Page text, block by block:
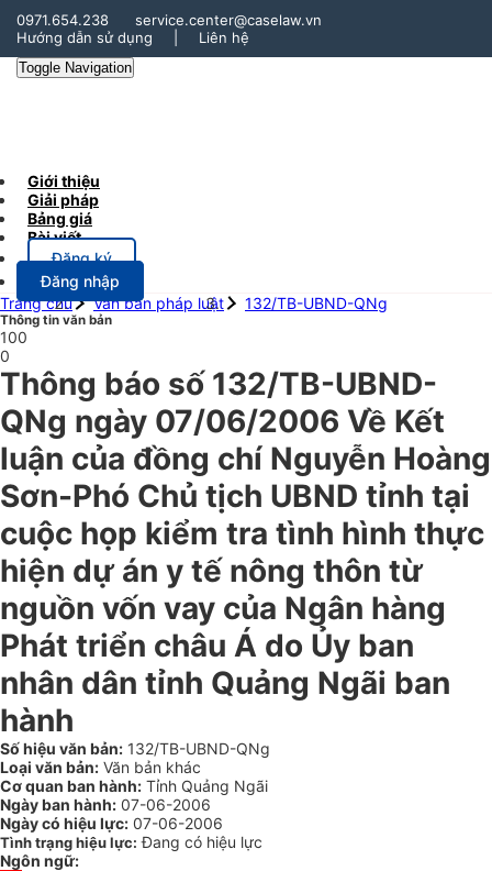
0971.654.238
service.center@caselaw.vn
Hướng dẫn sử dụng
Liên hệ
Toggle Navigation
Giới thiệu
Giải pháp
Bảng giá
Bài viết
Đăng ký
Đăng nhập
Trang chủ
Văn bản pháp luật 132/TB-UBND-QNg
Thông tin văn bản
100
0
Thông báo số 132/TB-UBND-
QNg ngày 07/06/2006 Về Kết
luận của đồng chí Nguyễn Hoàng
Sơn-Phó Chủ tịch UBND tỉnh tại
cuộc họp kiểm tra tình hình thực
hiện dự án y tế nông thôn từ
nguồn vốn vay của Ngân hàng
Phát triển châu Á do Ủy ban
nhân dân tỉnh Quảng Ngãi ban
hành
Số hiệu văn bản: 132/TB-UBND-QNg
Loại văn bản: Văn bản khác
Cơ quan ban hành: Tỉnh Quảng Ngãi
Ngày ban hành: 07-06-2006
Ngày có hiệu lực: 07-06-2006
Tình trạng hiệu lực: Đang có hiệu lực
Ngôn ngữ: